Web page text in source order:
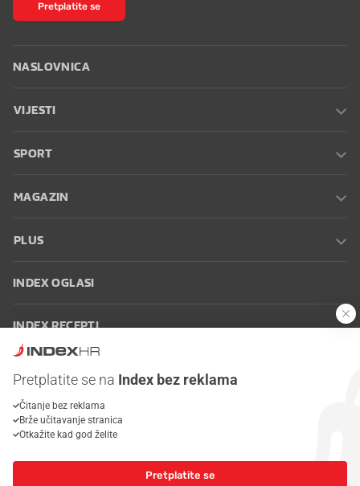
Pretplatite se
NASLOVNICA
VIJESTI
SPORT
MAGAZIN
PLUS
INDEX OGLASI
INDEX RECEPTI
Oglašavanje Zaposli se na Indexu
korištenja
Postavke kolačića
Pretplatite se na Index bez reklama
Čitanje bez reklama
Brže učitavanje stranica
Otkažite kad god želite
Pretplatite se